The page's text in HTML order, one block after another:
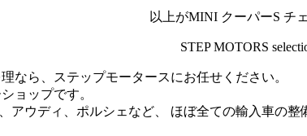
以上がMINI クーパーS チ
STEP MOTORS
なら、ステップモータースにお任せください。
ョップです。
アウディ、ポルシェなど、 ほぼ全ての輸入車の整